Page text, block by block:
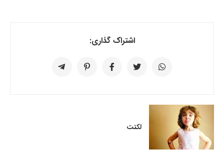
اشتراک گذاری:
لکنت